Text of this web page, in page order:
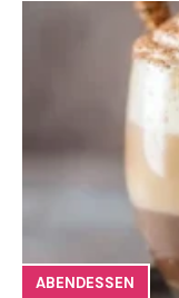
ABENDESSEN